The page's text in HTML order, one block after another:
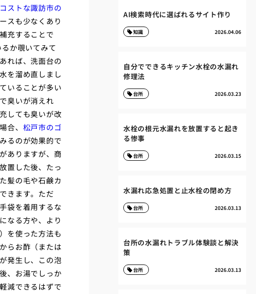
ストな諏訪市の
スも少なくあり
充することで
か覗いてみて
れば、洗面台の
を溜め直しまし
いることが多い
臭いが消えれ
しても臭いが改
合、 松戸市のゴ
るのが効果的で
ありますが、商
置した後、たっ
髪の毛や石鹸カ
きます。ただ
袋を着用するな
なる方や、より
を使った方法も
らお酢（または
発生し、この泡
、お湯でしっか
減できるはずで
AI検索時代に選ばれるサイト作り
2026.04.06
知識
自分でできるキッチン水栓の水漏れ
修理法
2026.03.23
台所
水栓の根元水漏れを放置すると起き
る惨事
2026.03.15
台所
水漏れ応急処置と止水栓の閉め方
2026.03.13
台所
台所の水漏れトラブル体験談と解決
策
2026.03.13
台所